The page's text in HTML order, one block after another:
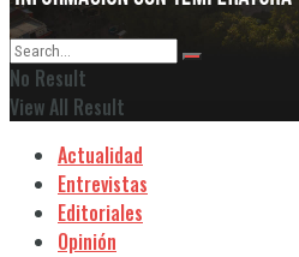
No Result
View All Result
Actualidad
Entrevistas
Editoriales
Opinión